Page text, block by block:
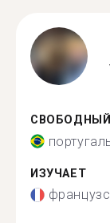
СВОБОДНЫЙ
ИЗУЧАЕТ